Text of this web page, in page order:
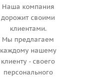
Наша компания
дорожит своими
клиентами.
Мы предлагаем
каждому нашему
клиенту - своего
персонального